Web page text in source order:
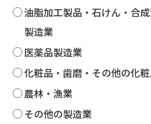
油脂加工製品・石けん・合
製造業
医薬品製造業
化粧品・歯磨・その他の化
農林・漁業
その他の製造業